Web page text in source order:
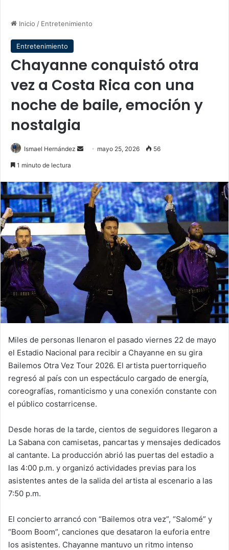
Inicio / Entretenimiento
Entretenimiento
Chayanne conquistó otra
vez a Costa Rica con una
noche de baile, emoción y
nostalgia
Ismael Hernández
Send mayo 25, 2026 56
1 minuto de lectura
Miles de personas llenaron el pasado viernes 22 de mayo
el Estadio Nacional para recibir a Chayanne en su gira
Bailemos Otra Vez Tour 2026. El artista puertorriqueño
regresó al país con un espectáculo cargado de energía,
coreografías, romanticismo y una conexión constante con
el público costarricense.
Desde horas de la tarde, cientos de seguidores llegaron a
La Sabana con camisetas, pancartas y mensajes dedicados
al cantante. La producción abrió las puertas del estadio a
las 4:00 p.m. y organizó actividades previas para los
asistentes antes de la salida del artista al escenario a las
7:50 p.m.
El concierto arrancó con “Bailemos otra vez”, “Salomé” y
“Boom Boom”, canciones que desataron la euforia entre
los asistentes. Chayanne mantuvo un ritmo intenso